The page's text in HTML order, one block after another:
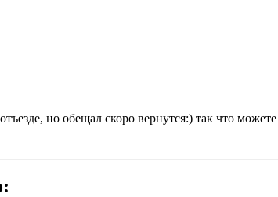
но обещал скоро вернутся:) так что